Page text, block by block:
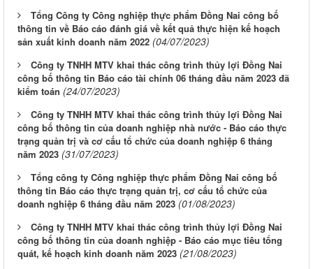
Tổng Công ty Công nghiệp thực phẩm Đồng Nai công bố
thông tin về Báo cáo đánh giá về kết quả thực hiện kế hoạch
sản xuất kinh doanh năm 2022 (04/07/2023)
Công ty TNHH MTV khai thác công trình thủy lợi Đồng Nai
công bố thông tin Báo cáo tài chính 06 tháng đầu năm 2023 đã
kiểm toán (24/07/2023)
Công ty TNHH MTV khai thác công trình thủy lợi Đồng Nai
công bố thông tin của doanh nghiệp nhà nước - Báo cáo thực
trạng quản trị và cơ cấu tổ chức của doanh nghiệp 6 tháng
năm 2023 (31/07/2023)
Tổng công ty Công nghiệp thực phẩm Đồng Nai công bố
thông tin Báo cáo thực trạng quản trị, cơ cấu tổ chức của
doanh nghiệp 6 tháng đầu năm 2023 (01/08/2023)
Công ty TNHH MTV khai thác công trình thủy lợi Đồng Nai
công bố thông tin của doanh nghiệp - Báo cáo mục tiêu tổng
quát, kế hoạch kinh doanh năm 2023 (21/08/2023)